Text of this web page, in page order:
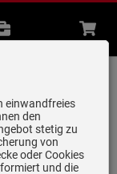
B2B Beratung
Ø 150 mm
|
einwandfreies
den
stetig zu
von
oder Cookies
und die